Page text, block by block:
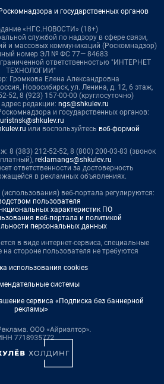
и государственных органов
«НГС.НОВОСТИ» (18+)
службой по надзору в сфере связи,
и массовых коммуникаций (Роскомнадзор)
номер ЭЛ № ФС 77— 84683
ответственностью "ИНТЕРНЕТ
ТЕХНОЛОГИИ"
Громкова Елена Александровна
Новосибирск, ул. Ленина, д. 12, 6 этаж,
52, 8 (923) 157-00-00 (круглосуточно)
редакции: ngs@shkulev.ru
и государственных органов:
или воспользуйтесь веб-формой
8 (383) 212-52-52, 8 (800) 200-03-83 (звонок
reklamangs@shkulev.ru
ответственности за достоверность
в рекламных объявлениях.
веб-портала регулируются:
пользователя
характеристик ПО
веб-портала и политикой
персональных данных
в виде интернет-сервиса, специальные
на стороне пользователя не требуются
использования cookies
системы
сервиса «Подписка без баннерной
рекламы»